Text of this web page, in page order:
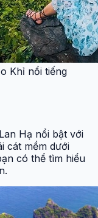
Khỉ nổi tiếng
Hạ nổi bật với
cát mềm dưới
có thể tìm hiểu